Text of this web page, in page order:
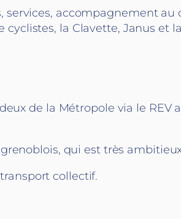
services, accompagnement au
la Clavette, Janus et
de la Métropole via le REV
qui est très
collectif.